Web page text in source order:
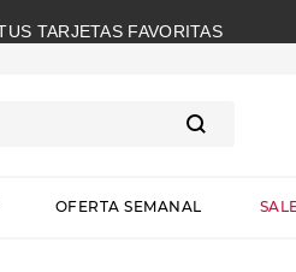
TARJETAS FAVORITAS
OFERTA SEMANAL